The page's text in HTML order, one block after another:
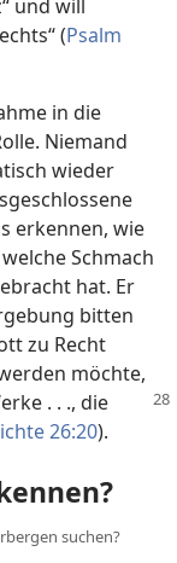
und will
(Psalm
in die
Niemand
wieder
erkennen, wie
Schmach
hat. Er
bitten
zu Recht
möchte,
. . ., die
26:20).
suchen?